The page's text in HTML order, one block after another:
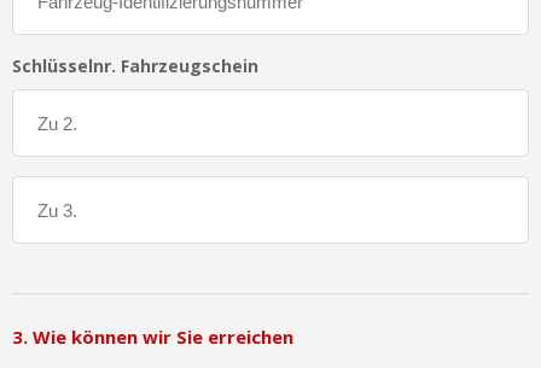
Schlüsselnr. Fahrzeugschein
3. Wie können wir Sie erreichen